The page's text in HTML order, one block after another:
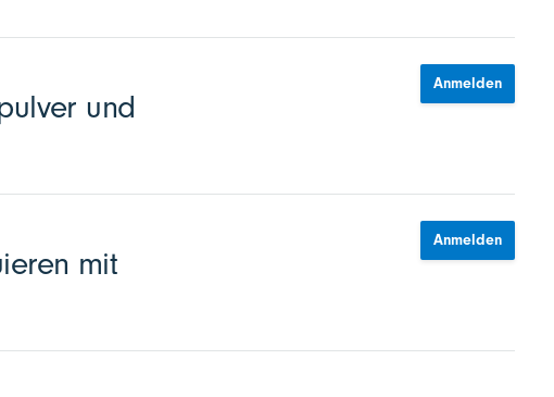
und
Anmelden
mit
Anmelden